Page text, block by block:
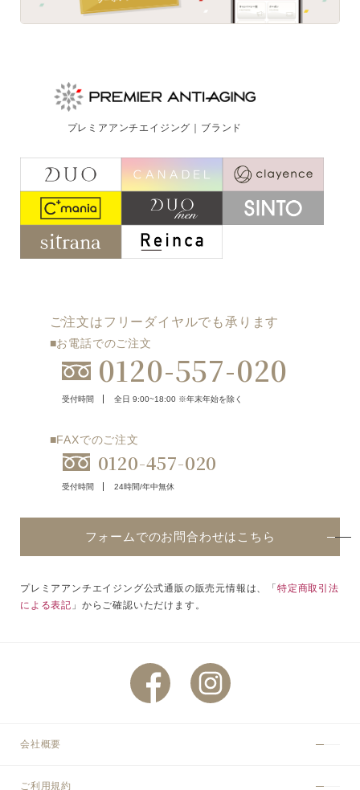
プレミアアンチエイジング｜ブランド
ご注文はフリーダイヤルでも承ります
■お電話でのご注文
0120-557-020
受付時間 全日 9:00~18:00 ※年末年始を除く
■FAXでのご注文
0120-457-020
受付時間 24時間/年中無休
フォームでのお問合わせはこちら
プレミアアンチエイジング公式通販の販売元情報は、「特定商取引法
による表記 」からご確認いただけます。
会社概要
ご利用規約